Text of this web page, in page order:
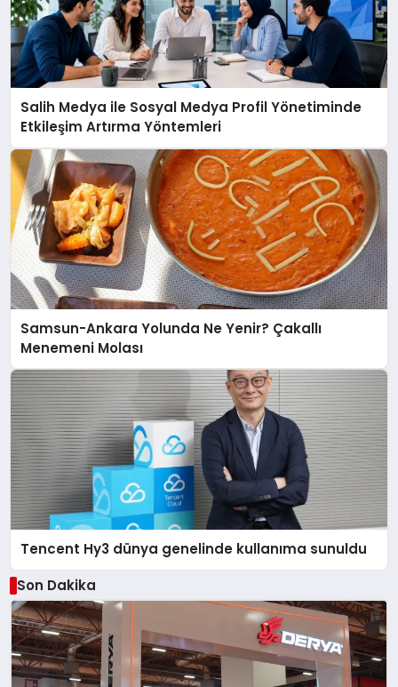
Salih Medya ile Sosyal Medya Profil Yönetiminde
Etkileşim Artırma Yöntemleri
Samsun-Ankara Yolunda Ne Yenir? Çakallı
Menemeni Molası
Tencent Hy3 dünya genelinde kullanıma sunuldu
Son Dakika